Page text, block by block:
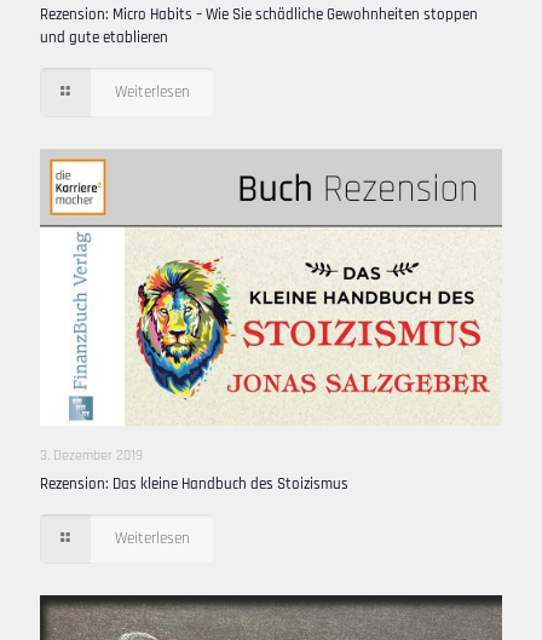
Rezension: Micro Habits – Wie Sie schädliche Gewohnheiten stoppen
und gute etablieren
Weiterlesen
3. Dezember 2019
Rezension: Das kleine Handbuch des Stoizismus
Weiterlesen